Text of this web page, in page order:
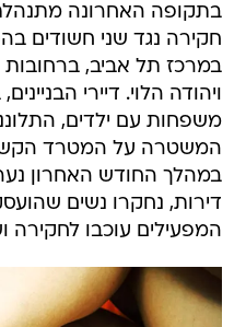
בתקופה האחרונה
חקירה נגד שני חשודים
במרכז תל אביב, ברחובות
ויהודה הלוי. דיירי
משפחות עם ילדים,
המשטרה על המטרד
במהלך החודש האחרון
דירות, נחקרו נשים
המפעילים עוכבו לחקירה